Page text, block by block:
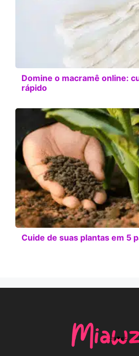
Domine o macramê online:
rápido
Cuide de suas plantas em 5